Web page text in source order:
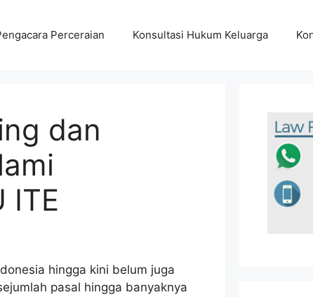
Perceraian Konsultasi Hukum Keluarga
dan
ITE
hingga kini belum juga
pasal hingga banyaknya